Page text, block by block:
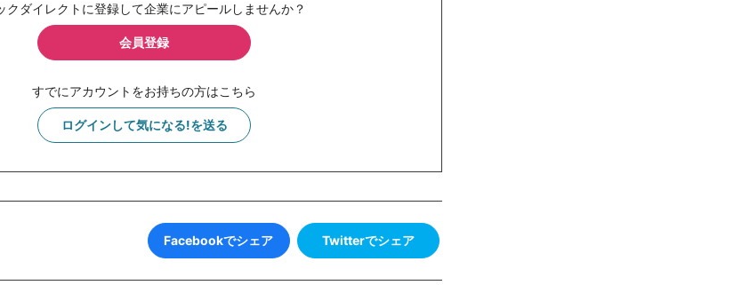
クダイレクトに登録して企業にアピールしませんか？
会員登録
すでにアカウントをお持ちの方はこちら
ログインして気になる!を送る
Facebookでシェア Twitterでシェア